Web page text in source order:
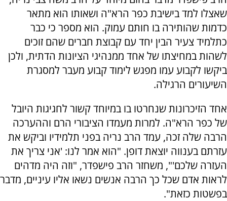
שאצלו למד בישיבת כפר הרא"ה ושאותו הוא מתאר
כדמות שהותירה בו חותם עמוק. הוא מספר כי כבר
כתלמיד צעיר הבין יחד עם קבוצת חברים שהם זוכים
לשהות במחיצתו של אחד ממנהיגי הציונות הדתית, ולכן
ביקשו לקבוע עמו מפגש לימוד קבוע מעבר למסגרת
השיעורים הרגילה.
אחד הזיכרונות שנחרטו בו במיוחד קשור לחגיגות היובל
של כפר הרא"ה. למרות מעמדו הציבורי הרם וההערכה
הרבה שלה זכה, עמד הרב נריה בפני תלמידיו וביקש את
עזרתם בענווה יוצאת דופן. "הוא אמר לנו: 'אני צריך את
העזרה שלכם'", משחזר הרב פישפדר, "וזה היה מדהים
לראות אדם שכל כך הרבה אנשים נשאו אליו עיניים, מדבר
בפשטות כזאת".